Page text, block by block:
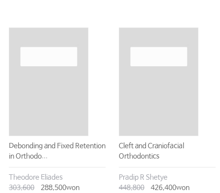
Debonding and Fixed Retention
in Orthodo...
Theodore Eliades
303,600
288,500won
Cleft and Craniofacial
Orthodontics
Pradip R Shetye
448,800
426,400won